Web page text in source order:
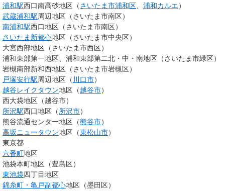
浦和駅西口南高砂地区（さいたま市浦和区 浦和カルエ）
武蔵浦和駅周辺地区（さいたま市南区）
南浦和駅西口地区（さいたま市南区）
さいたま新都心地区（さいたま市中央区）
大宮西部地区（さいたま市西区）
浦和東部第一地区、浦和東部第二北・中・南地区（さいたま市緑区）
岩槻南部新和西地区（さいたま市岩槻区）
戸塚安行駅周辺地区（ 川口市）
越谷レイクタウン地区（越谷市）
西大袋地区（越谷市）
所沢駅西口地区（所沢市）
熊谷流通センター地区（熊谷市）
高坂ニュータウン地区（東松山市）
東京都
六番町地区
池袋本町地区（豊島区）
東池袋四丁目地区
錦糸町・亀戸副都心地区（墨田区）